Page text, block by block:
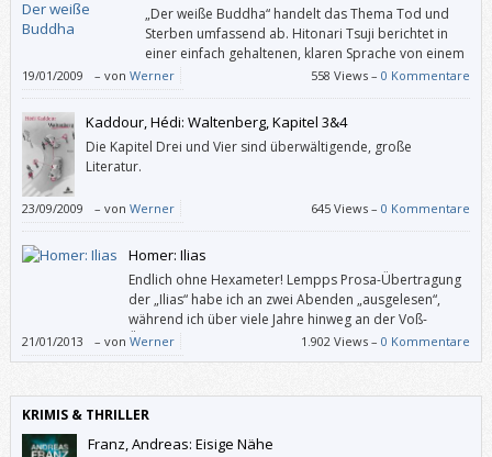
„Der weiße Buddha“ handelt das Thema Tod und
Sterben umfassend ab. Hitonari Tsuji berichtet in
einer einfach gehaltenen, klaren Sprache von einem
Mann, der aus dem Knochenstaub Verstorbener
einen weißen Buddha errichtet. Diese Menschen sind auf viele
erdenkliche Arten gestorben – mitten aus ihren nicht immer geglückten
Leben heraus, kaum einmal zu einem (für die Hinterbliebenen)
„richtigen“ Zeitpunkt.
19/01/2009 – von Werner 558 Views –0 Kommentare
Kaddour, Hédi: Waltenberg, Kapitel 3&4
Die Kapitel Drei und Vier sind überwältigende, große
Literatur.
23/09/2009 – von Werner 645 Views –0 Kommentare
Homer: Ilias
Endlich ohne Hexameter! Lempps Prosa-Übertragung
der „Ilias“ habe ich an zwei Abenden „ausgelesen“,
während ich über viele Jahre hinweg an der Voß-
Übersetzungen gescheitert bin.
21/01/2013 – von Werner 1.902 Views –0 Kommentare
KRIMIS & THRILLER
Franz, Andreas: Eisige Nähe